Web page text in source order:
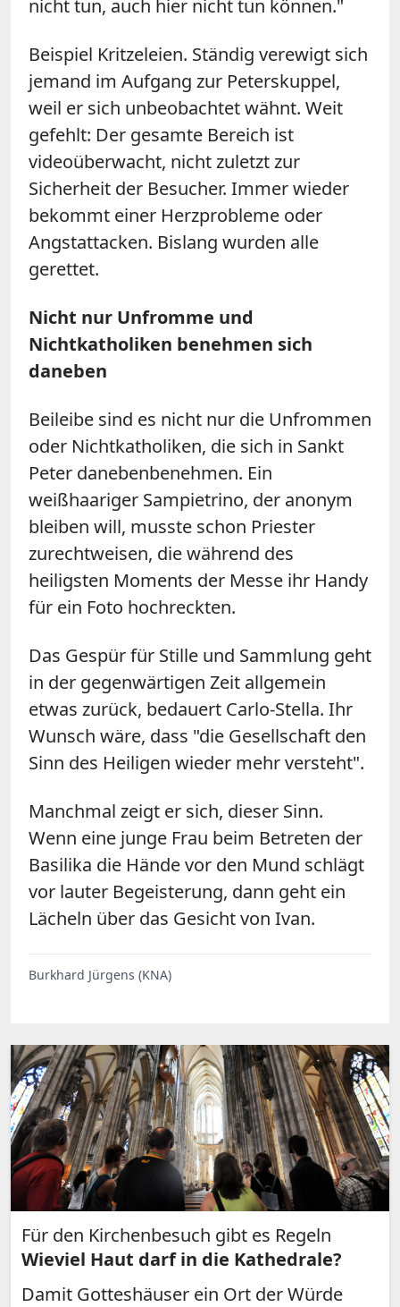
nicht tun, auch hier nicht tun können."
Beispiel Kritzeleien. Ständig verewigt sich
jemand im Aufgang zur Peterskuppel,
weil er sich unbeobachtet wähnt. Weit
gefehlt: Der gesamte Bereich ist
videoüberwacht, nicht zuletzt zur
Sicherheit der Besucher. Immer wieder
bekommt einer Herzprobleme oder
Angstattacken. Bislang wurden alle
gerettet.
Nicht nur Unfromme und
Nichtkatholiken benehmen sich
daneben
Beileibe sind es nicht nur die Unfrommen
oder Nichtkatholiken, die sich in Sankt
Peter danebenbenehmen. Ein
weißhaariger Sampietrino, der anonym
bleiben will, musste schon Priester
zurechtweisen, die während des
heiligsten Moments der Messe ihr Handy
für ein Foto hochreckten.
Das Gespür für Stille und Sammlung geht
in der gegenwärtigen Zeit allgemein
etwas zurück, bedauert Carlo-Stella. Ihr
Wunsch wäre, dass "die Gesellschaft den
Sinn des Heiligen wieder mehr versteht".
Manchmal zeigt er sich, dieser Sinn.
Wenn eine junge Frau beim Betreten der
Basilika die Hände vor den Mund schlägt
vor lauter Begeisterung, dann geht ein
Lächeln über das Gesicht von Ivan.
Burkhard Jürgens (KNA)
Für den Kirchenbesuch gibt es Regeln
Wieviel Haut darf in die Kathedrale?
Damit Gotteshäuser ein Ort der Würde